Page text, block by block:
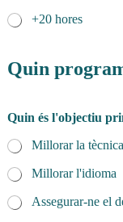
a
d
a
+20 hores
Quin
Quin és l'objectiu
Millorar la
Millorar l'idioma
Assegurar-ne el